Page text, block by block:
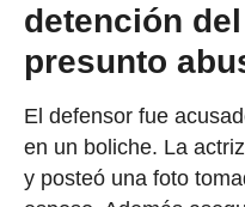
detención
presunto
El defensor fue
en un boliche. La
y posteó una foto